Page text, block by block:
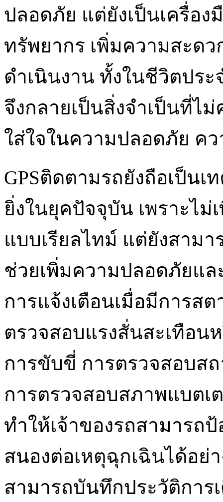
ปลอดภัย แต่ยังเป็นเครื่อ
ทรัพยากร เพิ่มความสะด
ดำเนินงาน ทั้งในชีวิตปร
จึงกลายเป็นสิ่งจำเป็นที่ไ
ใส่ใจในความปลอดภัย ค
GPSติดตามรถยังถือเป็น
ยิ่งในยุคปัจจุบัน เพราะไ
แบบเรียลไทม์ แต่ยังสาม
ช่วยเพิ่มความปลอดภัยแล
การแจ้งเตือนเมื่อมีการส
ตรวจสอบแรงสั่นสะเทือน
การขับขี่ การตรวจสอบส
การตรวจสอบสภาพแบตเ
ทำให้เจ้าของรถสามารถ
สนองต่อเหตุฉุกเฉินได้อย่
สามารถบันทึกประวัติการ